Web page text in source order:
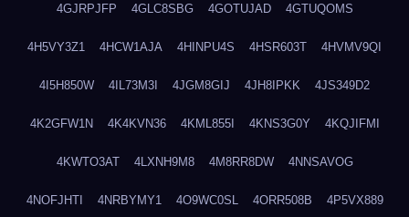
4GJRPJFP 4GLC8SBG 4GOTUJAD 4GTUQOMS
4H5VY3Z1 4HCW1AJA 4HINPU4S 4HSR603T 4HVMV9QI
4I5H850W 4IL73M3I 4JGM8GIJ 4JH8IPKK 4JS349D2
4K2GFW1N 4K4KVN36 4KML855I 4KNS3G0Y 4KQJIFMI
4KWTO3AT 4LXNH9M8 4M8RR8DW 4NNSAVOG
4NOFJHTI 4NRBYMY1 4O9WC0SL 4ORR508B 4P5VX889